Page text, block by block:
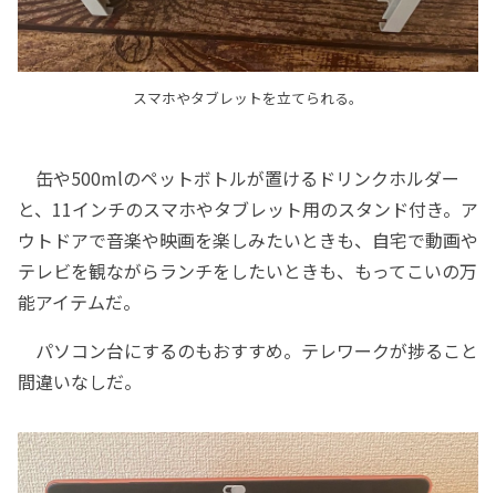
スマホやタブレットを立てられる。
缶や500mlのペットボトルが置けるドリンクホルダー
と、11インチのスマホやタブレット用のスタンド付き。ア
ウトドアで音楽や映画を楽しみたいときも、自宅で動画や
テレビを観ながらランチをしたいときも、もってこいの万
能アイテムだ。
パソコン台にするのもおすすめ。テレワークが捗ること
間違いなしだ。